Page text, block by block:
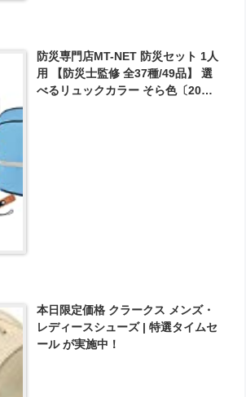
防災専門店MT-NET 防災セット 1人
用 【防災士監修 全37種/49品】 選
べるリュックカラー そら色〔2020
本日限定価格 クラークス メンズ・
レディースシューズ | 特選タイムセ
ール が実施中！